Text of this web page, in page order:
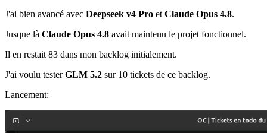
J'ai bien avancé avec Deepseek v4 Pro et Claude Opus 4.8.
Jusque là Claude Opus 4.8 avait maintenu le projet fonctionnel.
Il en restait 83 dans mon backlog initialement.
J'ai voulu testerGLM 5.2 sur 10 tickets de ce backlog.
Lancement: